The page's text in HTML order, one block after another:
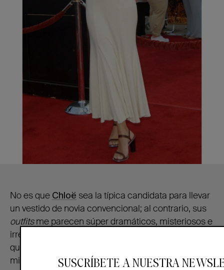
No es que Chloë sea la típica candidata para llevar
un vestido de novia convencional; al contrario, sus
outfitsme parecen súper dramáticos, misteriosos e
irreverentes… y sus
quedar atrás, dejaron boquiabiertos a muchos y a
mi me chiflaron.SUSCRÍBETE A NUESTRA